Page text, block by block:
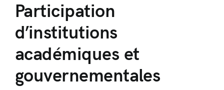
Participation
d’institutions
académiques et
gouvernementales